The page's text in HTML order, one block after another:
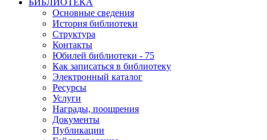
БИБЛИОТЕКА
Основные сведения
История библиотеки
Структура
Контакты
Юбилей библиотеки - 75
Как записаться в библиотеку
Электронный каталог
Ресурсы
Услуги
Награды, поощрения
Документы
Публикации